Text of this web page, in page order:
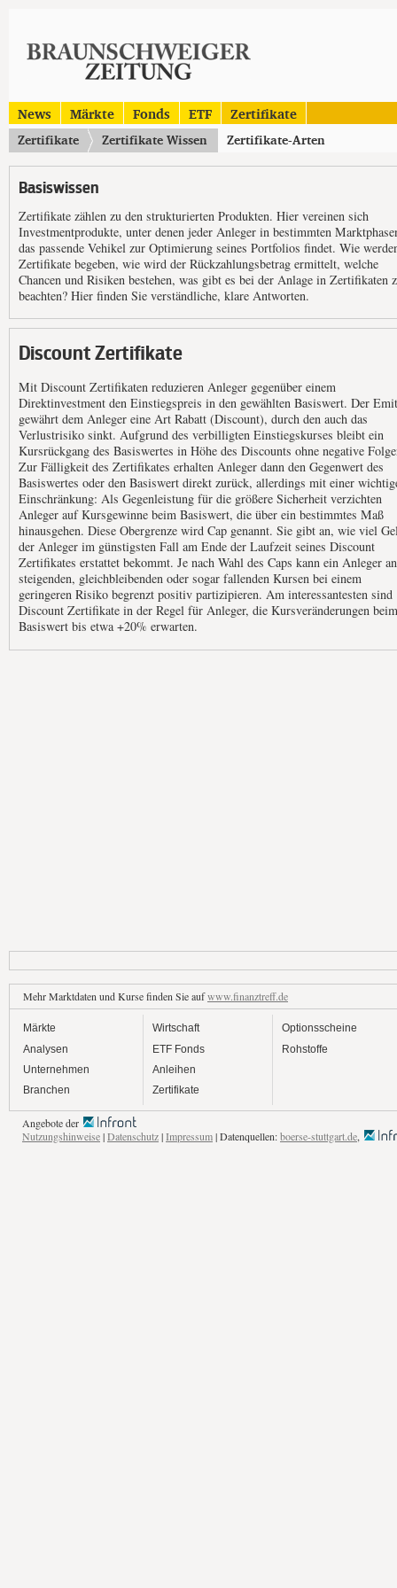
News Märkte Fonds ETF Zertifikate
Zertifikate Zertifikate Wissen Zertifikate-Arten
Basiswissen
Zertifikate zählen zu den strukturierten Produkten. Hier vereinen sich
Investmentprodukte, unter denen jeder Anleger in bestimmten
das passende Vehikel zur Optimierung seines Portfolios findet. Wie
Zertifikate begeben, wie wird der Rückzahlungsbetrag ermittelt, welche
Chancen und Risiken bestehen, was gibt es bei der Anlage in Zertifikaten
beachten? Hier finden Sie verständliche, klare Antworten.
Discount Zertifikate
Mit Discount Zertifikaten reduzieren Anleger gegenüber einem
Direktinvestment den Einstiegspreis in den gewählten Basiswert. Der
gewährt dem Anleger eine Art Rabatt (Discount), durch den auch das
Verlustrisiko sinkt. Aufgrund des verbilligten Einstiegskurses bleibt ein
Kursrückgang des Basiswertes in Höhe des Discounts ohne negative
Zur Fälligkeit des Zertifikates erhalten Anleger dann den Gegenwert des
Basiswertes oder den Basiswert direkt zurück, allerdings mit einer
Einschränkung: Als Gegenleistung für die größere Sicherheit verzichten
Anleger auf Kursgewinne beim Basiswert, die über ein bestimmtes Maß
hinausgehen. Diese Obergrenze wird Cap genannt. Sie gibt an, wie viel
der Anleger im günstigsten Fall am Ende der Laufzeit seines Discount
Zertifikates erstattet bekommt. Je nach Wahl des Caps kann ein Anleger an
steigenden, gleichbleibenden oder sogar fallenden Kursen bei einem
geringeren Risiko begrenzt positiv partizipieren. Am interessantesten sind
Discount Zertifikate in der Regel für Anleger, die Kursveränderungen beim
Basiswert bis etwa +20% erwarten.
Mehr Marktdaten und Kurse finden Sie aufwww.finanztreff.de
Märkte
Analysen
Unternehmen
Branchen
Wirtschaft
ETF Fonds
Anleihen
Zertifikate
Optionsscheine
Rohstoffe
Angebote der
Nutzungshinweise|Datenschutz|Impressum| Datenquellen:boerse-stuttgart.de,